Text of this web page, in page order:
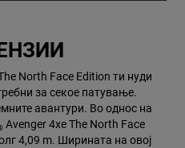
North Face Edition ти нуди
за секое патување.
авантури. Во однос на
Avenger 4xe The North Face
4,09 m. Ширината на овој